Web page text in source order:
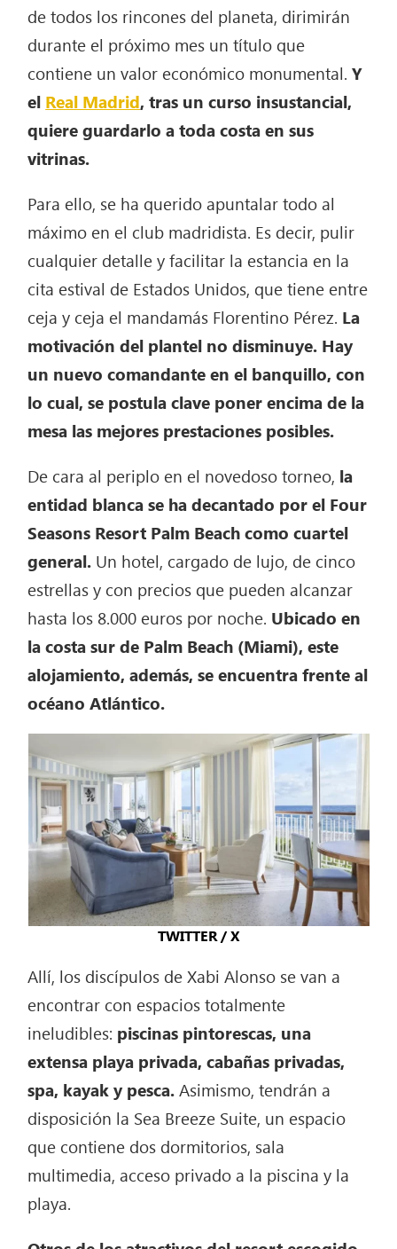
de todos los rincones del planeta, dirimirán
durante el próximo mes un título que
contiene un valor económico monumental. Y
el Real Madrid, tras un curso insustancial,
quiere guardarlo a toda costa en sus
vitrinas.
Para ello, se ha querido apuntalar todo al
máximo en el club madridista. Es decir, pulir
cualquier detalle y facilitar la estancia en la
cita estival de Estados Unidos, que tiene entre
ceja y ceja el mandamás Florentino Pérez. La
motivación del plantel no disminuye. Hay
un nuevo comandante en el banquillo, con
lo cual, se postula clave poner encima de la
mesa las mejores prestaciones posibles.
De cara al periplo en el novedoso torneo, la
entidad blanca se ha decantado por el Four
Seasons Resort Palm Beach como cuartel
general. Un hotel, cargado de lujo, de cinco
estrellas y con precios que pueden alcanzar
hasta los 8.000 euros por noche. Ubicado en
la costa sur de Palm Beach (Miami), este
alojamiento, además, se encuentra frente al
océano Atlántico.
TWITTER / X
Allí, los discípulos de Xabi Alonso se van a
encontrar con espacios totalmente
ineludibles: piscinas pintorescas, una
extensa playa privada, cabañas privadas,
spa, kayak y pesca.Asimismo, tendrán a
disposición la Sea Breeze Suite, un espacio
que contiene dos dormitorios, sala
multimedia, acceso privado a la piscina y la
playa.